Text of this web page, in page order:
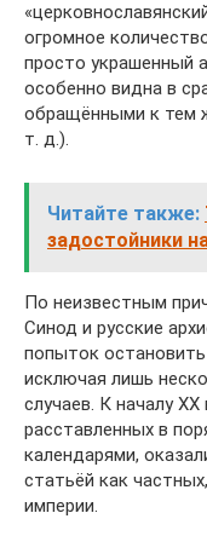
огромное
просто украшенный
особенно видна в
обращёнными к тем
т. д.).
Читайте также:
задостойники
По неизвестным
Синод и русские
попыток остановить
исключая лишь
случаев. К началу
расставленных в
календарями,
статьёй как
империи.